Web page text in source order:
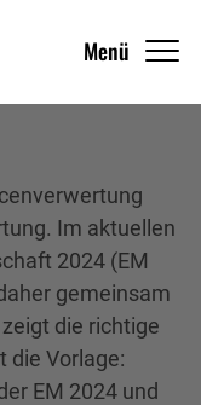
Im aktuellen
2024 (EM
gemeinsam
die richtige
die Vorlage:
EM 2024 und